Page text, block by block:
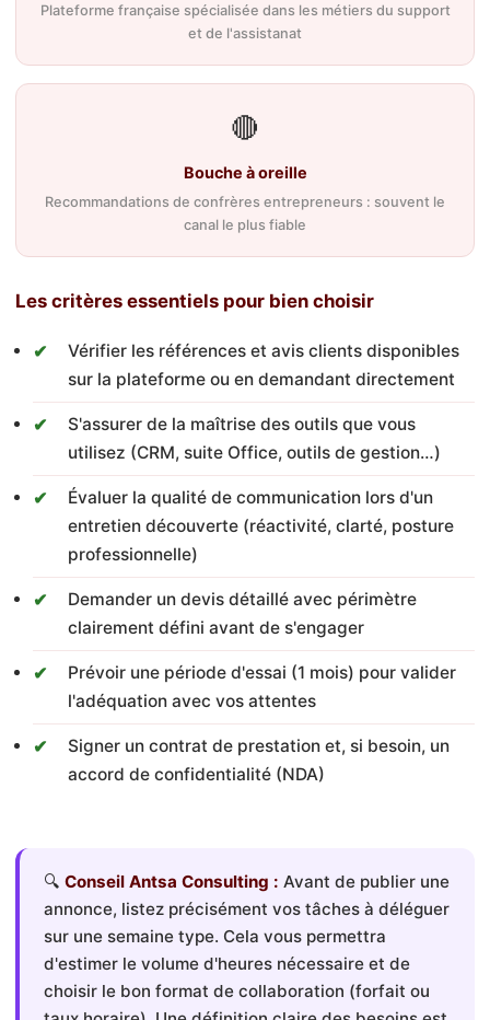
Plateforme française spécialisée dans les métiers du support
et de l'assistanat
🔴
Bouche à oreille
Recommandations de confrères entrepreneurs : souvent le
canal le plus fiable
Les critères essentiels pour bien choisir
Vérifier les références et avis clients disponibles
sur la plateforme ou en demandant directement
S'assurer de la maîtrise des outils que vous
utilisez (CRM, suite Office, outils de gestion…)
Évaluer la qualité de communication lors d'un
entretien découverte (réactivité, clarté, posture
professionnelle)
Demander un devis détaillé avec périmètre
clairement défini avant de s'engager
Prévoir une période d'essai (1 mois) pour valider
l'adéquation avec vos attentes
Signer un contrat de prestation et, si besoin, un
accord de confidentialité (NDA)
🔍 Conseil Antsa Consulting : Avant de publier une
annonce, listez précisément vos tâches à déléguer
sur une semaine type. Cela vous permettra
d'estimer le volume d'heures nécessaire et de
choisir le bon format de collaboration (forfait ou